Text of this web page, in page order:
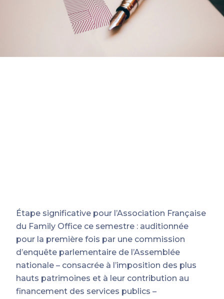
Étape significative pour l’Association Française
du Family Office ce semestre : auditionnée
pour la première fois par une commission
d’enquête parlementaire de l’Assemblée
nationale – consacrée à l’imposition des plus
hauts patrimoines et à leur contribution au
financement des services publics –